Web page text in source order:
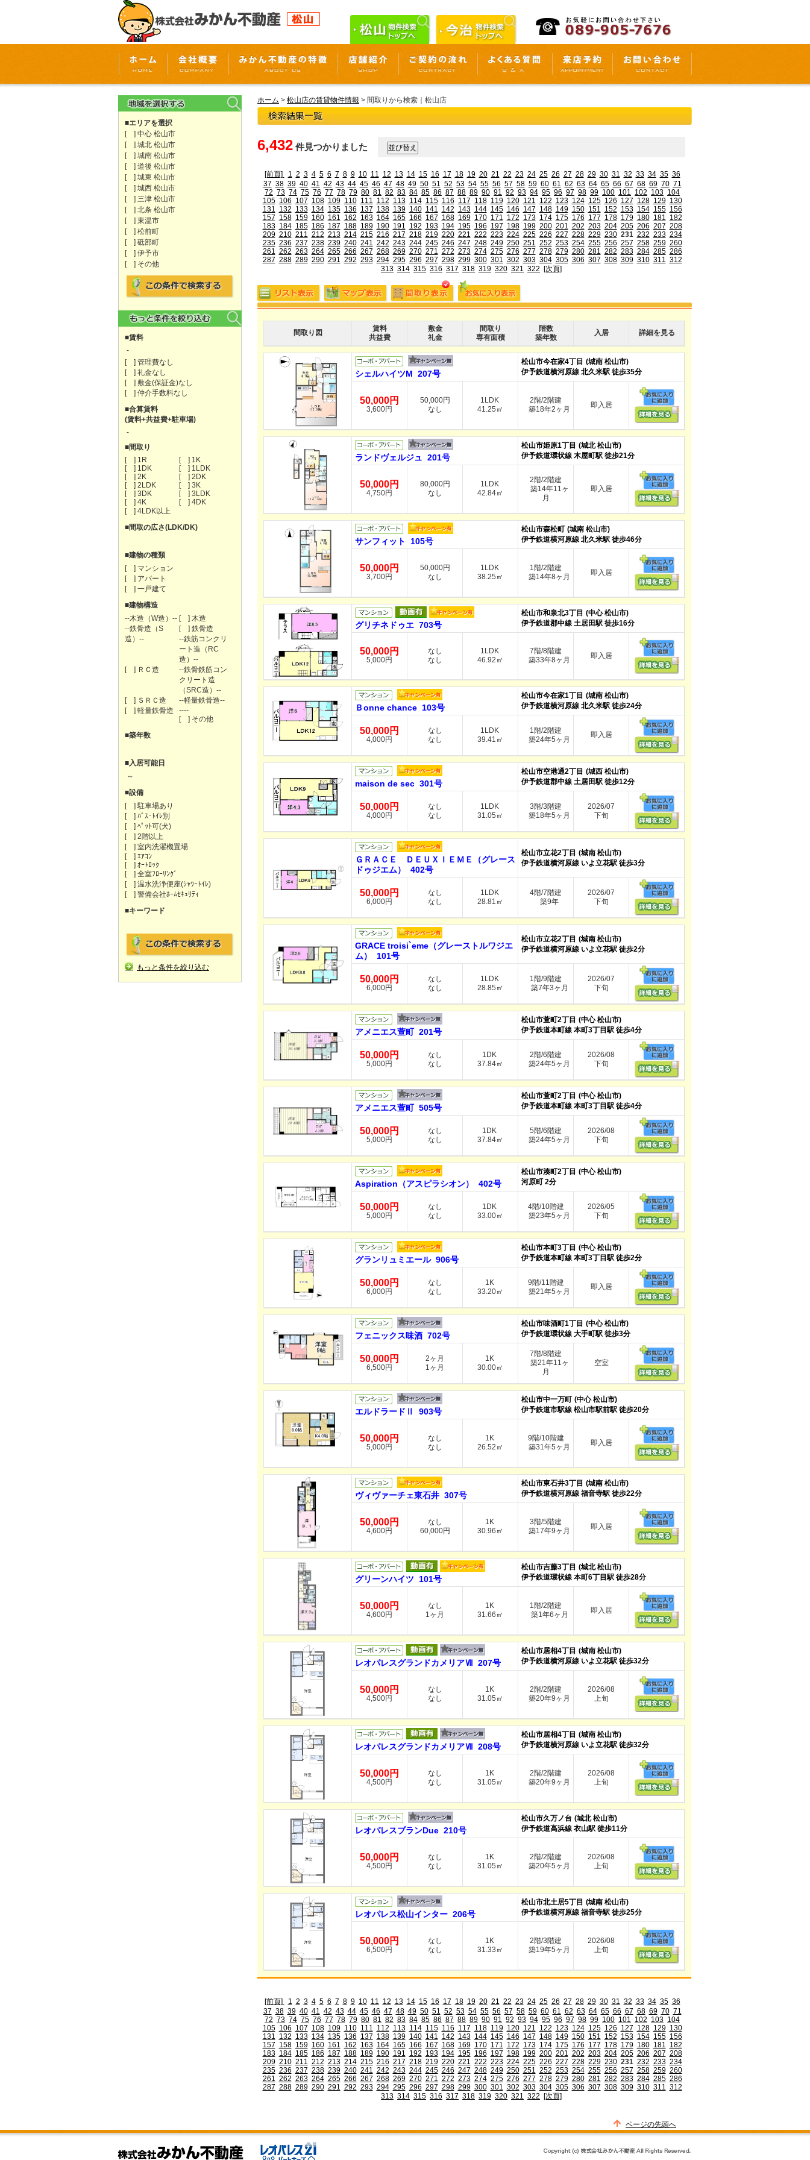
■エリアを選択
[ ] 中心 松山市
[ ] 城北 松山市
[ ] 城南 松山市
[ ] 道後 松山市
[ ] 城東 松山市
[ ] 城西 松山市
[ ] 三津 松山市
[ ] 北条 松山市
[ ] 東温市
[ ] 松前町
[ ] 砥部町
[ ] 伊予市
[ ] その他
■賃料
-
[ ] 管理費なし
[ ] 礼金なし
[ ] 敷金(保証金)なし
[ ] 仲介手数料なし
■合算賃料
(賃料+共益費+駐車場)
-
■間取り
[ ] 1R
[ ] 1K
[ ] 1DK
[ ] 1LDK
[ ] 2K
[ ] 2DK
[ ] 2LDK
[ ] 3K
[ ] 3DK
[ ] 3LDK
[ ] 4K
[ ] 4DK
[ ] 4LDK以上
■間取の広さ(LDK/DK)
■建物の種類
[ ] マンション
[ ] アパート
[ ] 一戸建て
■建物構造
--木造（W造）-- [ ] 木造
--鉄骨造（S
造）--
[ ] 鉄骨造
--鉄筋コンクリ
ート造（RC
造）--
[ ] ＲＣ造
--鉄骨鉄筋コン
クリート造
（SRC造）--
[ ] ＳＲＣ造
--軽量鉄骨造--
[ ] 軽量鉄骨造
----
[ ] その他
■築年数
■入居可能日
～
■設備
[ ] 駐車場あり
[ ] ﾊﾞｽ･ﾄｲﾚ別
[ ] ﾍﾟｯﾄ可(犬)
[ ] 2階以上
[ ] 室内洗濯機置場
[ ] ｴｱｺﾝ
[ ] ｵｰﾄﾛｯｸ
[ ] 全室ﾌﾛｰﾘﾝｸﾞ
[ ] 温水洗浄便座(ｼｬﾜｰﾄｲﾚ)
[ ] 警備会社ﾎｰﾑｾｷｭﾘﾃｨ
■キーワード
もっと条件を絞り込む
ホーム > 松山店の賃貸物件情報 > 間取りから検索｜松山店
6,432 件見つかりました
[前頁] 1 2 3 4 5 6 7 8 9 10 11 12 13 14 15 16 17 18 19 20 21 22 23 24 25 26 27 28 29 30 31 32 33 34 35 36
37 38 39 40 41 42 43 44 45 46 47 48 49 50 51 52 53 54 55 56 57 58 59 60 61 62 63 64 65 66 67 68 69 70 71
72 73 74 75 76 77 78 79 80 81 82 83 84 85 86 87 88 89 90 91 92 93 94 95 96 97 98 99 100 101 102 103 104
105 106 107 108 109 110 111 112 113 114 115 116 117 118 119 120 121 122 123 124 125 126 127 128 129 130
131 132 133 134 135 136 137 138 139 140 141 142 143 144 145 146 147 148 149 150 151 152 153 154 155 156
157 158 159 160 161 162 163 164 165 166 167 168 169 170 171 172 173 174 175 176 177 178 179 180 181 182
183 184 185 186 187 188 189 190 191 192 193 194 195 196 197 198 199 200 201 202 203 204 205 206 207 208
209 210 211 212 213 214 215 216 217 218 219 220 221 222 223 224 225 226 227 228 229 230 231 232 233 234
235 236 237 238 239 240 241 242 243 244 245 246 247 248 249 250 251 252 253 254 255 256 257 258 259 260
261 262 263 264 265 266 267 268 269 270 271 272 273 274 275 276 277 278 279 280 281 282 283 284 285 286
287 288 289 290 291 292 293 294 295 296 297 298 299 300 301 302 303 304 305 306 307 308 309 310 311 312
313 314 315 316 317 318 319 320 321 322 [次頁]
間取り図
賃料
共益費
敷金
礼金
間取り
専有面積
階数
築年数
入居 詳細を見る
シェルハイツM 207号
松山市今在家4丁目 (城南 松山市)
伊予鉄道横河原線 北久米駅 徒歩35分
50,000円
3,600円
50,000円
なし
1LDK
41.25㎡
2階/2階建
築18年2ヶ月
即入居
ランドヴェルジュ 201号
松山市姫原1丁目 (城北 松山市)
伊予鉄道環状線 木屋町駅 徒歩21分
50,000円
4,750円
80,000円
なし
1LDK
42.84㎡
2階/2階建
築14年11ヶ
月
即入居
サンフィット 105号
松山市森松町 (城南 松山市)
伊予鉄道横河原線 北久米駅 徒歩46分
50,000円
3,700円
50,000円
なし
1LDK
38.25㎡
1階/2階建
築14年8ヶ月
即入居
グリチネドゥエ 703号
松山市和泉北3丁目 (中心 松山市)
伊予鉄道郡中線 土居田駅 徒歩16分
50,000円
5,000円
なし
なし
1LDK
46.92㎡
7階/8階建
築33年8ヶ月
即入居
Ｂonne chance 103号
松山市今在家1丁目 (城南 松山市)
伊予鉄道横河原線 北久米駅 徒歩24分
50,000円
4,000円
なし
なし
1LDK
39.41㎡
1階/2階建
築24年5ヶ月
即入居
maison de sec 301号
松山市空港通2丁目 (城西 松山市)
伊予鉄道郡中線 土居田駅 徒歩12分
50,000円
4,000円
なし
なし
1LDK
31.05㎡
3階/3階建
築18年5ヶ月
2026/07
下旬
ＧＲＡＣＥ ＤＥＵＸＩＥＭＥ（グレース
ドゥジエム） 402号
松山市立花2丁目 (城南 松山市)
伊予鉄道横河原線 いよ立花駅 徒歩3分
50,000円
6,000円
なし
なし
1LDK
28.81㎡
4階/7階建
築9年
2026/07
下旬
GRACE troisi`eme（グレーストルワジエ
ム） 101号
松山市立花2丁目 (城南 松山市)
伊予鉄道横河原線 いよ立花駅 徒歩2分
50,000円
6,000円
なし
なし
1LDK
28.85㎡
1階/9階建
築7年3ヶ月
2026/07
下旬
アメニエス萱町 201号
松山市萱町2丁目 (中心 松山市)
伊予鉄道本町線 本町3丁目駅 徒歩4分
50,000円
5,000円
なし
なし
1DK
37.84㎡
2階/6階建
築24年5ヶ月
2026/08
下旬
アメニエス萱町 505号
松山市萱町2丁目 (中心 松山市)
伊予鉄道本町線 本町3丁目駅 徒歩4分
50,000円
5,000円
なし
なし
1DK
37.84㎡
5階/6階建
築24年5ヶ月
2026/08
下旬
Aspiration（アスピラシオン） 402号
松山市湊町2丁目 (中心 松山市)
河原町 2分
50,000円
5,000円
なし
なし
1DK
33.00㎡
4階/10階建
築23年5ヶ月
2026/05
下旬
グランリュミエール 906号
松山市本町3丁目 (中心 松山市)
伊予鉄道本町線 本町3丁目駅 徒歩2分
50,000円
6,000円
なし
なし
1K
33.20㎡
9階/11階建
築21年5ヶ月
即入居
フェニックス味酒 702号
松山市味酒町1丁目 (中心 松山市)
伊予鉄道環状線 大手町駅 徒歩3分
50,000円
6,500円
2ヶ月
1ヶ月
1K
30.00㎡
7階/8階建
築21年11ヶ
月
空室
エルドラードⅡ 903号
松山市中一万町 (中心 松山市)
伊予鉄道市駅線 松山市駅前駅 徒歩20分
50,000円
5,000円
なし
なし
1K
26.52㎡
9階/10階建
築31年5ヶ月
即入居
ヴィヴァーチェ東石井 307号
松山市東石井3丁目 (城南 松山市)
伊予鉄道横河原線 福音寺駅 徒歩22分
50,000円
4,600円
なし
60,000円
1K
30.96㎡
3階/5階建
築17年9ヶ月
即入居
グリーンハイツ 101号
松山市吉藤3丁目 (城北 松山市)
伊予鉄道環状線 本町6丁目駅 徒歩28分
50,000円
4,600円
なし
1ヶ月
1K
31.66㎡
1階/2階建
築1年6ヶ月
即入居
レオパレスグランドカメリアⅦ 207号
松山市居相4丁目 (城南 松山市)
伊予鉄道横河原線 いよ立花駅 徒歩32分
50,000円
4,500円
なし
なし
1K
31.05㎡
2階/2階建
築20年9ヶ月
2026/08
上旬
レオパレスグランドカメリアⅦ 208号
松山市居相4丁目 (城南 松山市)
伊予鉄道横河原線 いよ立花駅 徒歩32分
50,000円
4,500円
なし
なし
1K
31.05㎡
2階/2階建
築20年9ヶ月
2026/08
上旬
レオパレスブランDue 210号
松山市久万ノ台 (城北 松山市)
伊予鉄道高浜線 衣山駅 徒歩11分
50,000円
4,500円
なし
なし
1K
31.05㎡
2階/2階建
築20年5ヶ月
2026/08
上旬
レオパレス松山インター 206号
松山市北土居5丁目 (城南 松山市)
伊予鉄道横河原線 福音寺駅 徒歩25分
50,000円
6,500円
なし
なし
1K
31.33㎡
2階/3階建
築19年5ヶ月
2026/08
上旬
[前頁] 1 2 3 4 5 6 7 8 9 10 11 12 13 14 15 16 17 18 19 20 21 22 23 24 25 26 27 28 29 30 31 32 33 34 35 36
37 38 39 40 41 42 43 44 45 46 47 48 49 50 51 52 53 54 55 56 57 58 59 60 61 62 63 64 65 66 67 68 69 70 71
72 73 74 75 76 77 78 79 80 81 82 83 84 85 86 87 88 89 90 91 92 93 94 95 96 97 98 99 100 101 102 103 104
105 106 107 108 109 110 111 112 113 114 115 116 117 118 119 120 121 122 123 124 125 126 127 128 129 130
131 132 133 134 135 136 137 138 139 140 141 142 143 144 145 146 147 148 149 150 151 152 153 154 155 156
157 158 159 160 161 162 163 164 165 166 167 168 169 170 171 172 173 174 175 176 177 178 179 180 181 182
183 184 185 186 187 188 189 190 191 192 193 194 195 196 197 198 199 200 201 202 203 204 205 206 207 208
209 210 211 212 213 214 215 216 217 218 219 220 221 222 223 224 225 226 227 228 229 230 231 232 233 234
235 236 237 238 239 240 241 242 243 244 245 246 247 248 249 250 251 252 253 254 255 256 257 258 259 260
261 262 263 264 265 266 267 268 269 270 271 272 273 274 275 276 277 278 279 280 281 282 283 284 285 286
287 288 289 290 291 292 293 294 295 296 297 298 299 300 301 302 303 304 305 306 307 308 309 310 311 312
313 314 315 316 317 318 319 320 321 322 [次頁]
ページの先頭へ